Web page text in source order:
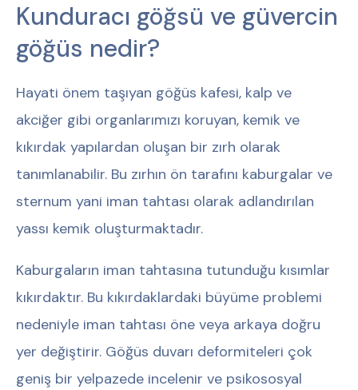
Kunduracı göğsü ve güvercin
göğüs nedir?
Hayati önem taşıyan göğüs kafesi, kalp ve
akciğer gibi organlarımızı koruyan, kemik ve
kıkırdak yapılardan oluşan bir zırh olarak
tanımlanabilir. Bu zırhın ön tarafını kaburgalar ve
sternum yani iman tahtası olarak adlandırılan
yassı kemik oluşturmaktadır.
Kaburgaların iman tahtasına tutunduğu kısımlar
kıkırdaktır. Bu kıkırdaklardaki büyüme problemi
nedeniyle iman tahtası öne veya arkaya doğru
yer değiştirir. Göğüs duvarı deformiteleri çok
geniş bir yelpazede incelenir ve psikososyal